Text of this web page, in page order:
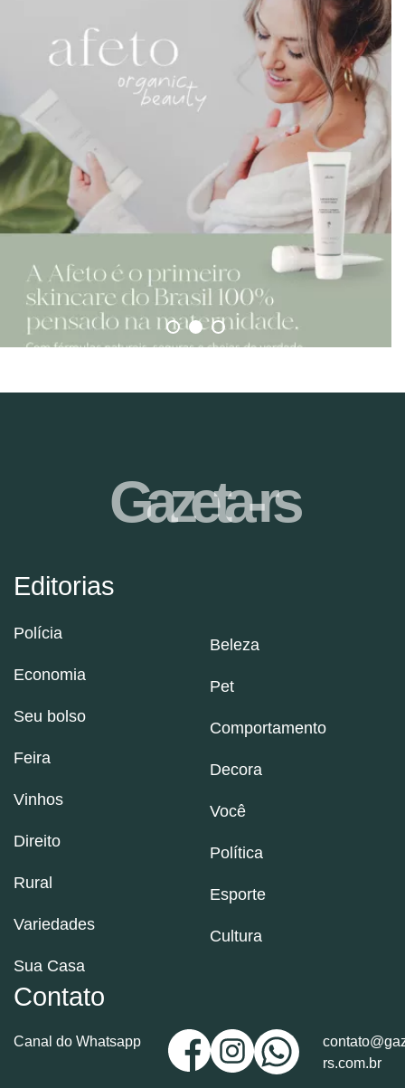
Editorias
Polícia
Economia
Seu bolso
Feira
Vinhos
Direito
Rural
Variedades
Sua Casa
Beleza
Pet
Comportamento
Decora
Você
Política
Esporte
Cultura
Contato
Canal do Whatsapp
rs.com.br
Gazeta-rs